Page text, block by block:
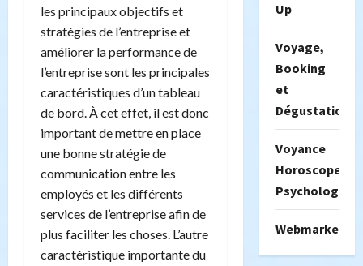
les principaux objectifs et
stratégies de l’entreprise et
améliorer la performance de
l’entreprise sont les principales
caractéristiques d’un tableau
de bord. À cet effet, il est donc
important de mettre en place
une bonne stratégie de
communication entre les
employés et les différents
services de l’entreprise afin de
plus faciliter les choses. L’autre
caractéristique importante du
Up
Voyage,
Booking
et
Dégustation
Voyance
Horoscope
Psychologie
Webmarketing